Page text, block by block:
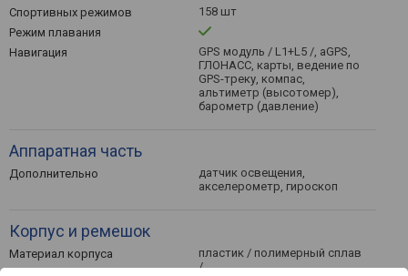
Спортивных режимов
158 шт
Режим плавания
Навигация
GPS модуль / L1+L5 /, aGPS,
ГЛОНАСС, карты, ведение по
GPS-треку, компас,
альтиметр (высотомер),
барометр (давление)
Аппаратная часть
Дополнительно
датчик освещения,
акселерометр, гироскоп
Корпус и ремешок
Материал корпуса
пластик / полимерный сплав
/